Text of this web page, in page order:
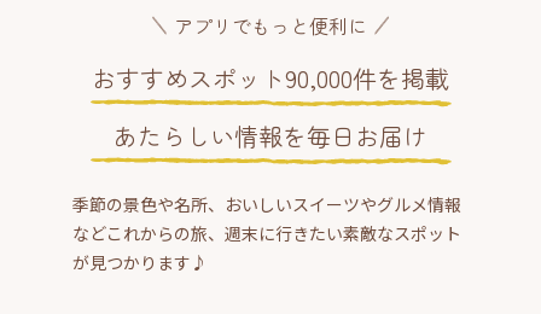
アプリでもっと便利に
おすすめスポット90,000件を掲載
あたらしい情報を毎日お届け
季節の景色や名所、おいしいスイーツやグルメ情報
などこれからの旅、週末に行きたい素敵なスポット
が見つかります♪